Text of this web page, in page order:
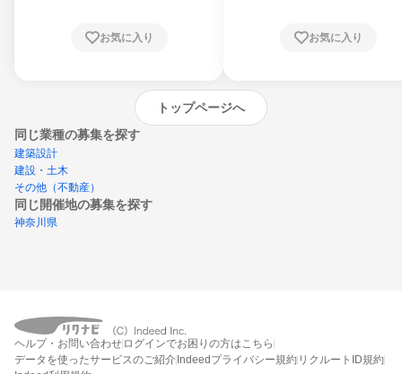
お気に入り お気に入り
トップページへ
同じ業種の募集を探す
建築設計
建設・土木
その他（不動産）
同じ開催地の募集を探す
神奈川県
エントリーするとプログラムの詳細案内を
受け取れるようになります
ヘルプ・お問い合わせ ログインでお困りの方はこちら
データを使ったサービスのご紹介 Indeedプライバシー規約 リクルートID規約